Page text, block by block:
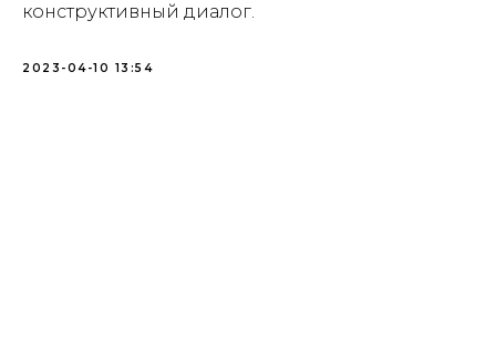
конструктивный диалог.
2023-04-10 13:54